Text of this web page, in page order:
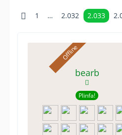
1 … 2.032 2.033
bearb
Plinfa!